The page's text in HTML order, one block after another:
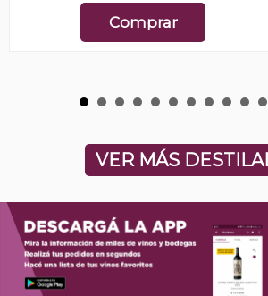
Comprar
VER MÁS